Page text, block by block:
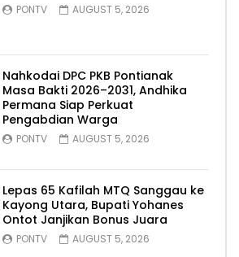
PONTV AUGUST 5, 2026
Nahkodai DPC PKB Pontianak
Masa Bakti 2026–2031, Andhika
Permana Siap Perkuat
Pengabdian Warga
PONTV AUGUST 5, 2026
Lepas 65 Kafilah MTQ Sanggau ke
Kayong Utara, Bupati Yohanes
Ontot Janjikan Bonus Juara
PONTV AUGUST 5, 2026